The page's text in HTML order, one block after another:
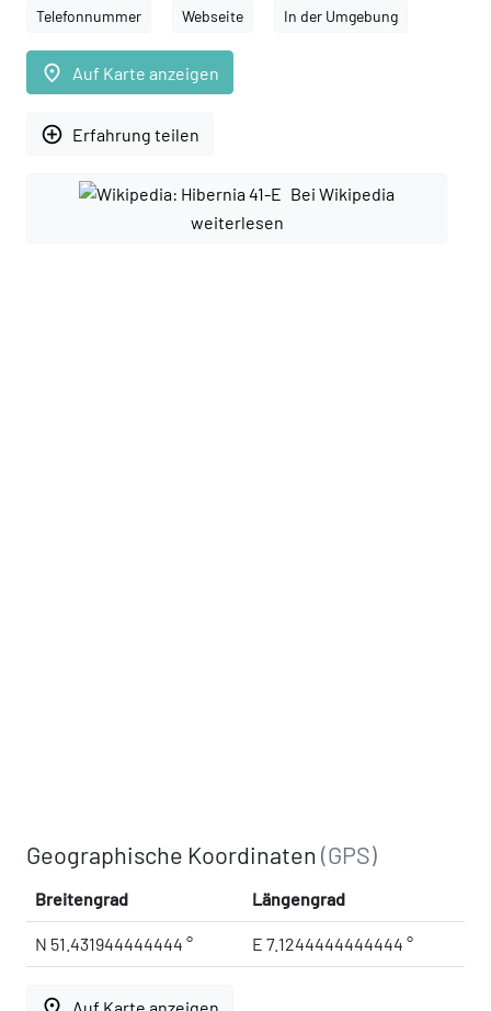
Telefonnummer Webseite In der Umgebung
place Auf Karte anzeigen
add_circle_outline Erfahrung teilen
Bei Wikipedia
weiterlesen
Geographische Koordinaten(GPS)
Breitengrad Längengrad
N 51.431944444444 ° E 7.1244444444444 °